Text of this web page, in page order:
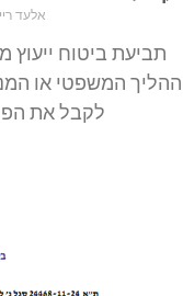
אלעד רייך עורך
ביטוח ייעוץ
המשפטי או
לקבל את